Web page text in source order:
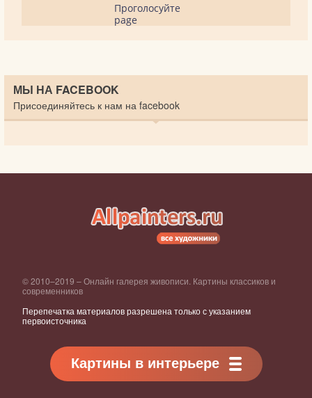
Проголосуйте
page
МЫ НА FACEBOOK
Присоединяйтесь к нам на facebook
© 2010–2019 – Онлайн галерея живописи. Картины классиков и
современников
Перепечатка материалов разрешена только с указанием
первоисточника
Картины в интерьере